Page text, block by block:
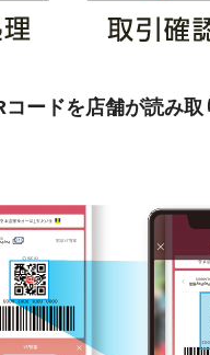
コードを店舗が読み取